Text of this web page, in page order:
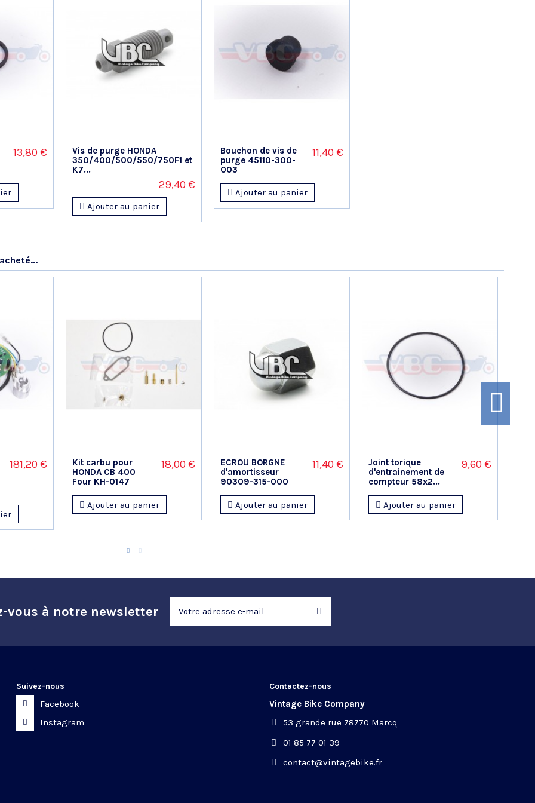
13,80 €
Vis de purge HONDA
350/400/500/550/750F1 et
K7...
29,40 €
Ajouter au panier
Bouchon de vis de
purge 45110-300-
003
11,40 €
Ajouter au panier
181,20 €
Kit carbu pour
HONDA CB 400
Four KH-0147
18,00 €
Ajouter au panier
ECROU BORGNE
d'amortisseur
90309-315-000
11,40 €
Ajouter au panier
Joint torique
d'entrainement de
compteur 58x2...
9,60 €
Ajouter au panier
vous à notre newsletter
Suivez-nous
Facebook
Instagram
Contactez-nous
Vintage Bike Company
53 grande rue 78770 Marcq
01 85 77 01 39
contact@vintagebike.fr